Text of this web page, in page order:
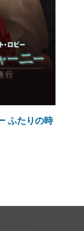
ふたりの時